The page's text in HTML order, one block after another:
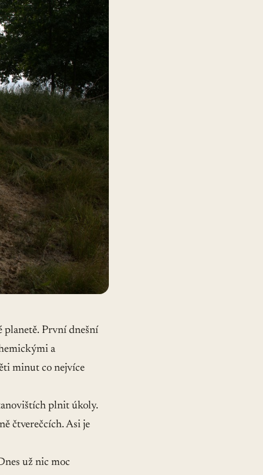
planetě. První dnešní
a
minut co nejvíce
plnit úkoly.
čtverečcích. Asi je
už nic moc